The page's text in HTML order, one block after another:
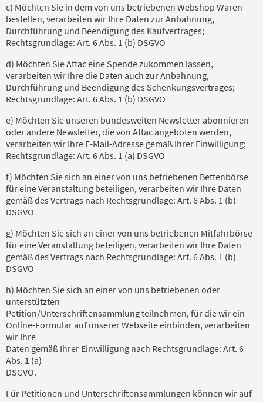
c) Möchten Sie in dem von uns betriebenen Webshop Waren
bestellen, verarbeiten wir Ihre Daten zur Anbahnung,
Durchführung und Beendigung des Kaufvertrages;
Rechtsgrundlage: Art. 6 Abs. 1 (b) DSGVO
d) Möchten Sie Attac eine Spende zukommen lassen,
verarbeiten wir Ihre die Daten auch zur Anbahnung,
Durchführung und Beendigung des Schenkungsvertrages;
Rechtsgrundlage: Art. 6 Abs. 1 (b) DSGVO
e) Möchten Sie unseren bundesweiten Newsletter abonnieren –
oder andere Newsletter, die von Attac angeboten werden,
verarbeiten wir Ihre E-Mail-Adresse gemäß Ihrer Einwilligung;
Rechtsgrundlage: Art. 6 Abs. 1 (a) DSGVO
f) Möchten Sie sich an einer von uns betriebenen Bettenbörse
für eine Veranstaltung beteiligen, verarbeiten wir Ihre Daten
gemäß des Vertrags nach Rechtsgrundlage: Art. 6 Abs. 1 (b)
DSGVO
g) Möchten Sie sich an einer von uns betriebenen Mitfahrbörse
für eine Veranstaltung beteiligen, verarbeiten wir Ihre Daten
gemäß des Vertrags nach Rechtsgrundlage: Art. 6 Abs. 1 (b)
DSGVO
h) Möchten Sie sich an einer von uns betriebenen oder
unterstützten
Petition/Unterschriftensammlung teilnehmen, für die wir ein
Online-Formular auf unserer Webseite einbinden, verarbeiten
wir Ihre
Daten gemäß Ihrer Einwilligung nach Rechtsgrundlage: Art. 6
Abs. 1 (a)
DSGVO.
Für Petitionen und Unterschriftensammlungen können wir auf